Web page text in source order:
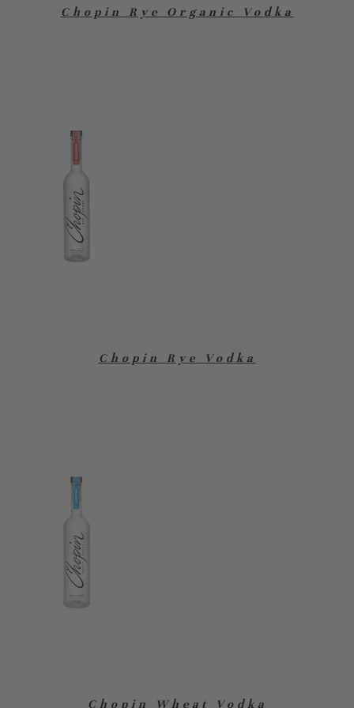
Chopin Rye Organic Vodka
Chopin Rye Vodka
Chopin Wheat Vodka